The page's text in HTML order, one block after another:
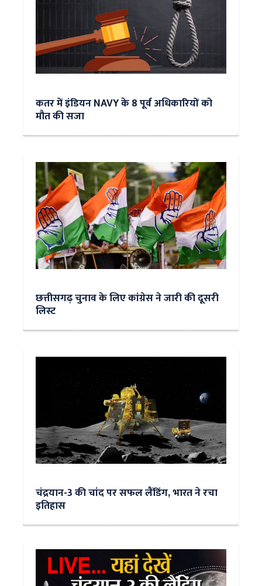
कतर में इंडियन NAVY के 8 पूर्व अधिकारियों को
मौत की सजा
छत्तीसगढ़ चुनाव के लिए कांग्रेस ने जारी की दूसरी
लिस्ट
चंद्रयान-3 की चांद पर सफल लैंडिंग, भारत ने रचा
इतिहास